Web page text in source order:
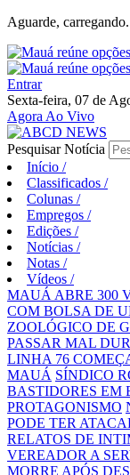
Aguarde,
Entrar
Sexta-feira, 07 de
Agora Ao Vivo
Pesquisar Notícia
Início /
Classificados /
Colunas /
Empregos /
Edições /
Notícias /
Notas /
Vídeos /
MAUÁ ABRE 300
COM BOLSA DE
ZOOLÓGICO DE
PASSAR MAL
LINHA 76
MAUÁ SÍNDICO
BASTIDORES EM
PROTAGONISMO
PODE TER
RELATOS DE
VEREADOR A
MORRE APÓS